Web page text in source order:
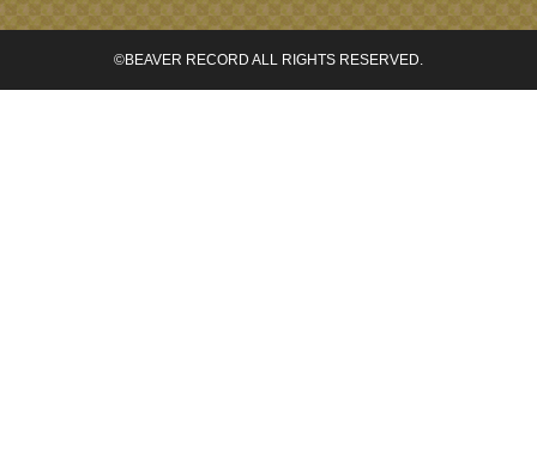
©BEAVER RECORD ALL RIGHTS RESERVED.